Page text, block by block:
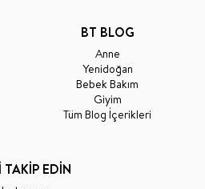
BT BLOG
Anne
Yenidoğan
Bebek Bakım
Giyim
Tüm Blog İçerikleri
TAKİP EDİN